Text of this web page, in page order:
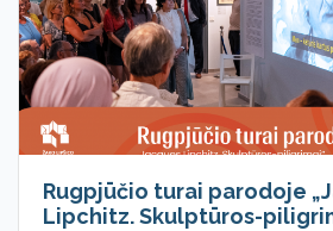
Rugpjūčio turai parodoje
Lipchitz. Skulptūros-